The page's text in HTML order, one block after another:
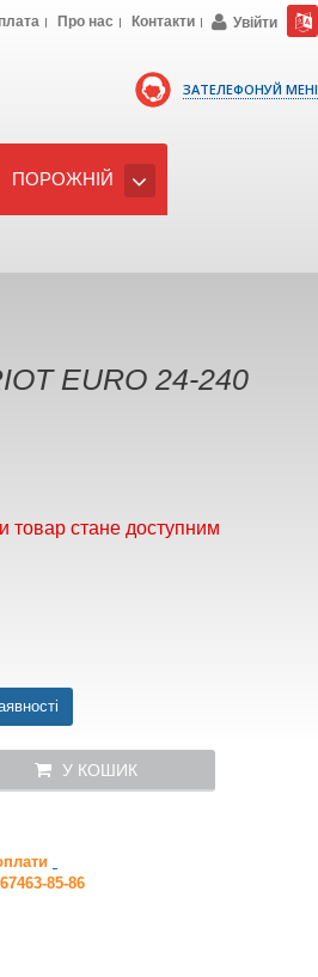
ЗАТЕЛЕФОНУЙ МЕНІ
Про нас Контакти Увійти
ПОРОЖНІЙ
EURO 24-240
товар стане доступним
У КОШИК
85-86